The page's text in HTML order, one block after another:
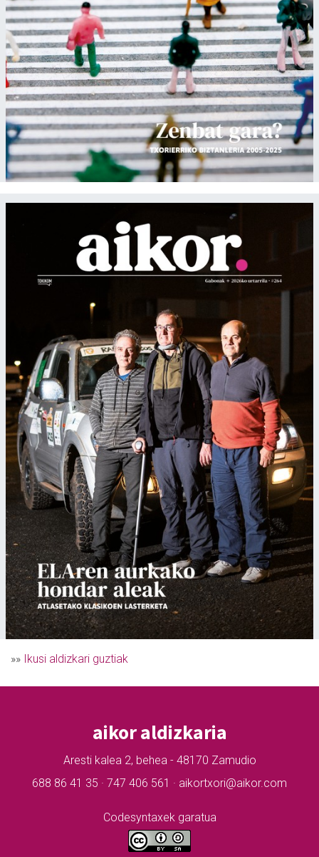
»» Ikusi aldizkari guztiak
aikor aldizkaria
Aresti kalea 2, behea - 48170 Zamudio
688 86 41 35 · 747 406 561 · aikortxori@aikor.com
Codesyntaxek garatua